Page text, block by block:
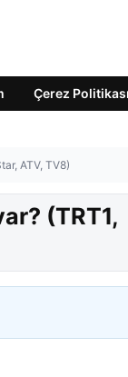
Çerez Politikası
ATV, TV8)
(TRT1,